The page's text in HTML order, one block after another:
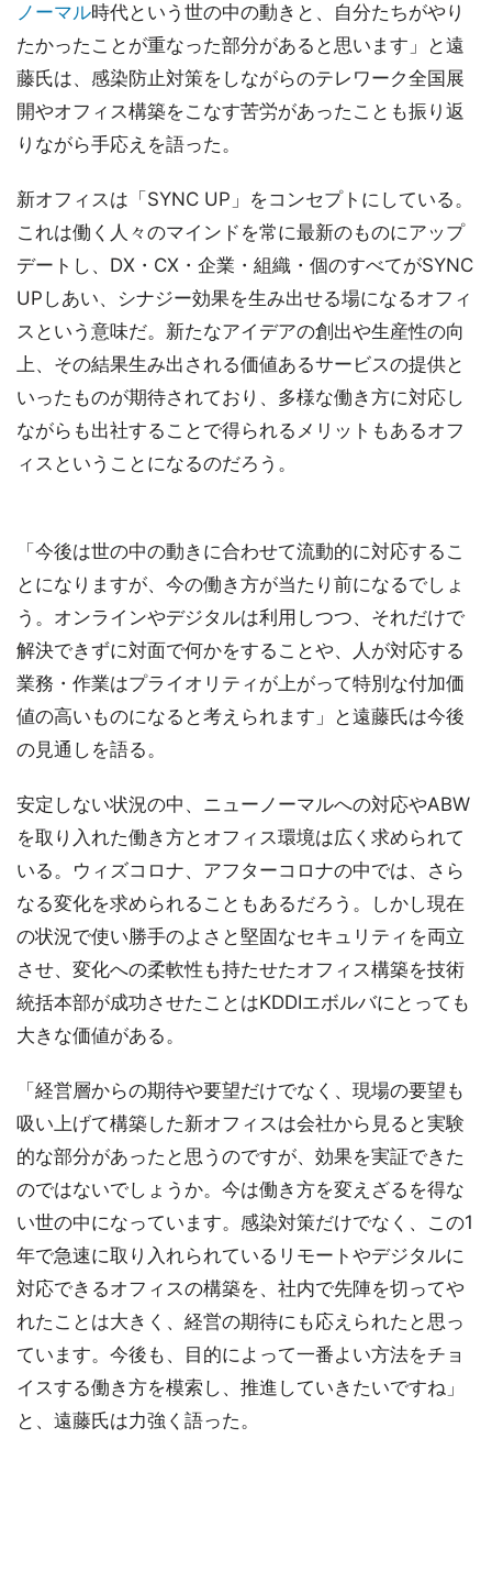
ノーマル時代という世の中の動きと、自分たちがやり
たかったことが重なった部分があると思います」と遠
藤氏は、感染防止対策をしながらのテレワーク全国展
開やオフィス構築をこなす苦労があったことも振り返
りながら手応えを語った。
新オフィスは「SYNC UP」をコンセプトにしている。
これは働く人々のマインドを常に最新のものにアップ
デートし、DX・CX・企業・組織・個のすべてがSYNC
UPしあい、シナジー効果を生み出せる場になるオフィ
スという意味だ。新たなアイデアの創出や生産性の向
上、その結果生み出される価値あるサービスの提供と
いったものが期待されており、多様な働き方に対応し
ながらも出社することで得られるメリットもあるオフ
ィスということになるのだろう。
「今後は世の中の動きに合わせて流動的に対応するこ
とになりますが、今の働き方が当たり前になるでしょ
う。オンラインやデジタルは利用しつつ、それだけで
解決できずに対面で何かをすることや、人が対応する
業務・作業はプライオリティが上がって特別な付加価
値の高いものになると考えられます」と遠藤氏は今後
の見通しを語る。
安定しない状況の中、ニューノーマルへの対応やABW
を取り入れた働き方とオフィス環境は広く求められて
いる。ウィズコロナ、アフターコロナの中では、さら
なる変化を求められることもあるだろう。しかし現在
の状況で使い勝手のよさと堅固なセキュリティを両立
させ、変化への柔軟性も持たせたオフィス構築を技術
統括本部が成功させたことはKDDIエボルバにとっても
大きな価値がある。
「経営層からの期待や要望だけでなく、現場の要望も
吸い上げて構築した新オフィスは会社から見ると実験
的な部分があったと思うのですが、効果を実証できた
のではないでしょうか。今は働き方を変えざるを得な
い世の中になっています。感染対策だけでなく、この1
年で急速に取り入れられているリモートやデジタルに
対応できるオフィスの構築を、社内で先陣を切ってや
れたことは大きく、経営の期待にも応えられたと思っ
ています。今後も、目的によって一番よい方法をチョ
イスする働き方を模索し、推進していきたいですね」
と、遠藤氏は力強く語った。